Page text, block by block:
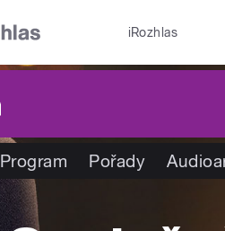
iRozhlas
Program Pořady